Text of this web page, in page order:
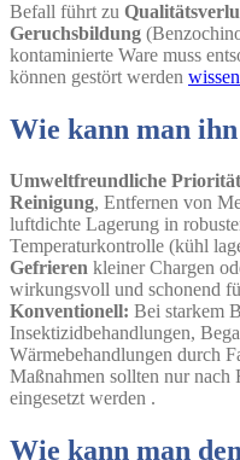
Befall führt zu
Geruchsbildung
kontaminierte Ware muss
können gestört werden
Wie kann man
Umweltfreundliche
Reinigung, Entfernen von
luftdichte Lagerung in
Temperaturkontrolle (kühl
Gefrieren kleiner Chargen
wirkungsvoll und schonend
Konventionell: Bei starkem
Insektizidbehandlungen,
Wärmebehandlungen durch
Maßnahmen sollten nur nach
eingesetzt werden .
Wie kann man